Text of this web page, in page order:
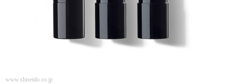
www.shiseido.co.jp